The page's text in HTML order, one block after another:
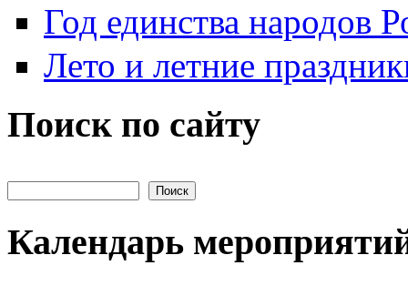
Год единства народов
Лето и летние
Поиск по сайту
Календарь